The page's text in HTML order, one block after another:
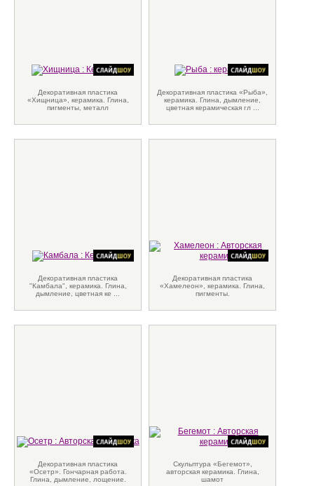
Декоративная пластика
«Хищница», керамика. Глина,
пигменты, металл
Декоративная пластика «Рыба»,
керамика. Глина, дымление,
цветная керамическая гл ...
Декоративная пластика
"Камбала", керамика. Глина,
дымление, цветная ке ...
Декоративная пластика
«Хамелеон», керамика. Глина,
пигменты.
Декоративная пластика
«Осетр». Гончарная работа.
Глина, дымление, лощение.
Скульптура «Бегемот»,
авторская керамика. Глина,
шамот